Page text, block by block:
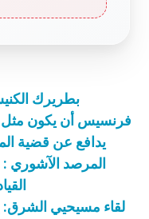
بطريرك
فرنسيس أن يكون مثل
يدافع عن قضية
المرصد الآشوري
لقاء مسيحيي